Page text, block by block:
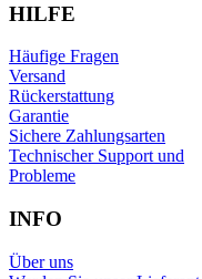
HILFE
Häufige Fragen
Versand
Rückerstattung
Garantie
Sichere Zahlungsarten
Technischer Support und
Probleme
INFO
Über uns